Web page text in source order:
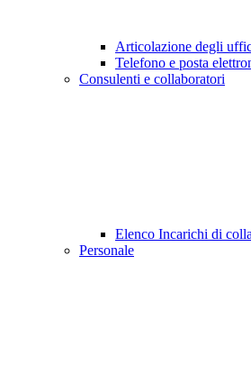
Articolazione degli
Telefono e posta
Consulenti e collaboratori
Elenco Incarichi di
Personale